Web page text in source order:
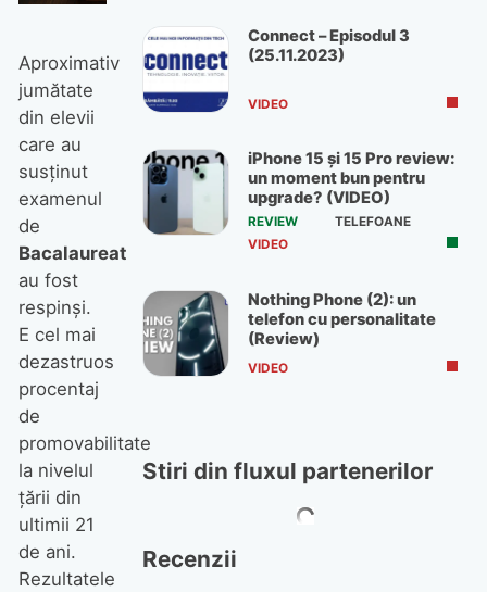
Aproximativ
jumătate
din elevii
care au
susţinut
examenul
de
Bacalaureat
au fost
respinşi.
E cel mai
dezastruos
procentaj
de
promovabilitate
la nivelul
ţării din
ultimii 21
de ani.
Rezultatele
Connect – Episodul 3
(25.11.2023)
VIDEO
iPhone 15 și 15 Pro review:
un moment bun pentru
upgrade? (VIDEO)
REVIEW
TELEFOANE
VIDEO
Nothing Phone (2): un
telefon cu personalitate
(Review)
VIDEO
Stiri din fluxul partenerilor
Recenzii